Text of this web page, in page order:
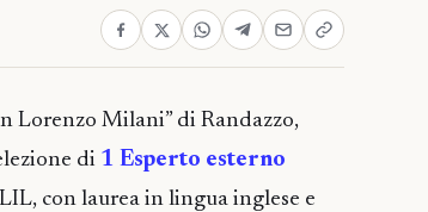
Lorenzo Milani” di Randazzo,
di 1 Esperto esterno
con laurea in lingua inglese e